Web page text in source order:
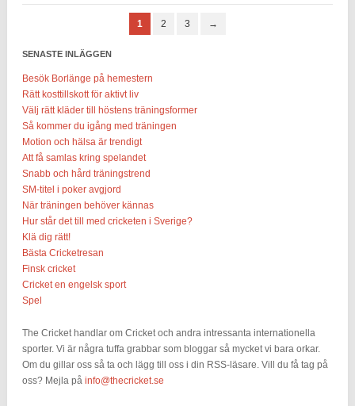
1 2 3 →
SENASTE INLÄGGEN
Besök Borlänge på hemestern
Rätt kosttillskott för aktivt liv
Välj rätt kläder till höstens träningsformer
Så kommer du igång med träningen
Motion och hälsa är trendigt
Att få samlas kring spelandet
Snabb och hård träningstrend
SM-titel i poker avgjord
När träningen behöver kännas
Hur står det till med cricketen i Sverige?
Klä dig rätt!
Bästa Cricketresan
Finsk cricket
Cricket en engelsk sport
Spel
The Cricket handlar om Cricket och andra intressanta internationella
sporter. Vi är några tuffa grabbar som bloggar så mycket vi bara orkar.
Om du gillar oss så ta och lägg till oss i din RSS-läsare. Vill du få tag på
oss? Mejla på info@thecricket.se